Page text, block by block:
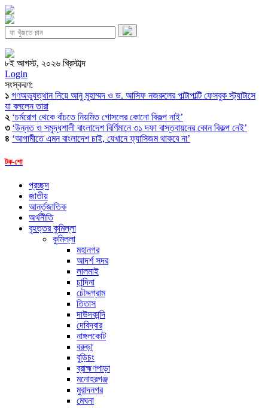
৮ই আগস্ট, ২০২৬ খ্রিস্টাব্দ
Login
সংস্করণ:
১ গণঅভ্যুত্থান নিয়ে আনু মুহাম্মদ ও ড. আসিফ নজরুলের পাল্টাপাল্টি ফেসবুক স্ট্যাটাসে
যা বললেন তারা
২ ‘চর্মরোগ থেকে বাঁচতে নিয়মিত গোসলের কোনো বিকল্প নাই’
৩ ‘উন্নত ও সমৃদ্ধশালী বাংলাদেশ বির্ণিমানে ৩১ দফা বাস্তবায়নের কোন বিকল্প নেই’
৪ ‘আগামীতে এমন বাংলাদেশ চাই, যেখানে ফ্যাসিজম থাকবে না’
টক-শো
প্রচ্ছদ
জাতীয়
আর্ন্তজাতিক
অর্থনীতি
বৃহত্তর কুমিল্লা
কুমিল্লা
মহানগর
আদর্শ সদর
লালমাই
চান্দিনা
চৌদ্দগ্রাম
তিতাস
দাউদকান্দি
দেবিদ্বার
নাঙ্গলকোট
বরুড়া
বুড়িচং
ব্রাহ্মণপাড়া
মনোহরগঞ্জ
মুরাদনগর
মেঘনা